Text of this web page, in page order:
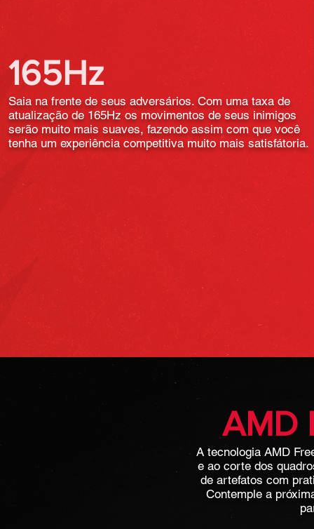
165Hz
Saia na frente de seus adversários. Com uma taxa de
atualização de 165Hz os movimentos de seus inimigos
serão muito mais suaves, fazendo assim com que você
tenha um experiência competitiva muito mais satisfátoria.
AMD
A tecnologia AMD
e ao corte dos
de artefatos com
Contemple a